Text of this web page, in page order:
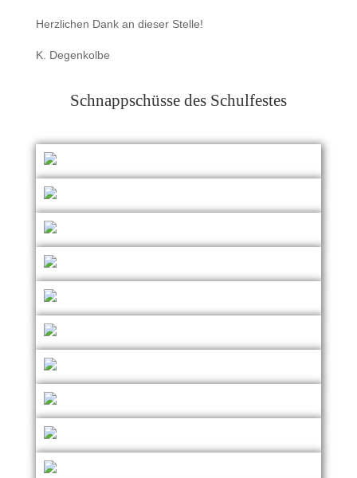
Herzlichen Dank an dieser Stelle!
K. Degenkolbe
Schnappschüsse des Schulfestes